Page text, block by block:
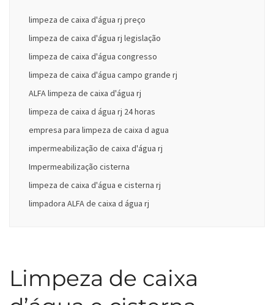
limpeza de caixa d'água rj preço
limpeza de caixa d'água rj legislação
limpeza de caixa d'água congresso
limpeza de caixa d'água campo grande rj
ALFA limpeza de caixa d'água rj
limpeza de caixa d água rj 24 horas
empresa para limpeza de caixa d agua
impermeabilização de caixa d'água rj
Impermeabilização cisterna
limpeza de caixa d'água e cisterna rj
limpadora ALFA de caixa d água rj
Limpeza de caixa